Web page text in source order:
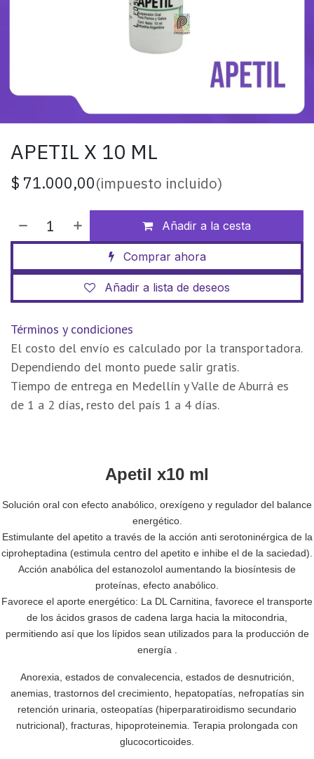
APETIL X 10 ML
$ 71.000,00(impuesto incluido)
Añadir a la cesta
Comprar ahora
Añadir a lista de deseos
Términos y condiciones
El costo del envío es calculado por la transportadora.
Dependiendo del monto puede salir gratis.
Tiempo de entrega en Medellín y Valle de Aburrá es
de 1 a 2 días, resto del país 1 a 4 días.
Apetil x10 ml
Solución oral con efecto anabólico, orexígeno y regulador del balance
energético.
Estimulante del apetito a través de la acción anti serotoninérgica de la
ciproheptadina (estimula centro del apetito e inhibe el de la saciedad).
Acción anabólica del estanozolol aumentando la biosíntesis de
proteínas, efecto anabólico.
Favorece el aporte energético: La DL Carnitina, favorece el transporte
de los ácidos grasos de cadena larga hacia la mitocondria,
permitiendo así que los lípidos sean utilizados para la producción de
energía .
Anorexia, estados de convalecencia, estados de desnutrición,
anemias, trastornos del crecimiento, hepatopatías, nefropatías sin
retención urinaria, osteopatías (hiperparatiroidismo secundario
nutricional), fracturas, hipoproteinemia. Terapia prolongada con
glucocorticoides.